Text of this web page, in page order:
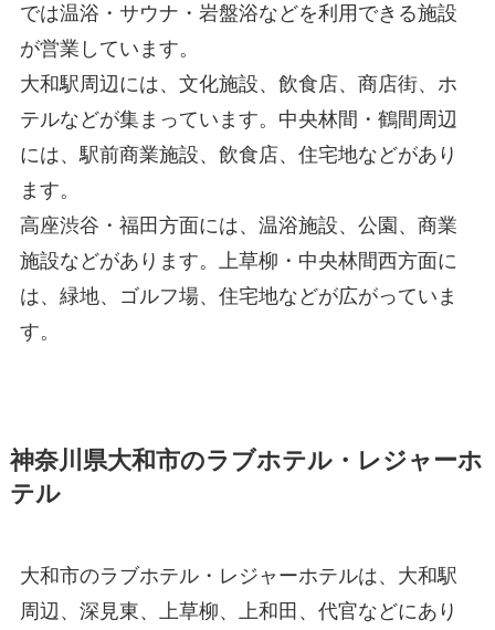
では温浴・サウナ・岩盤浴などを利用できる施設
が営業しています。
大和駅周辺には、文化施設、飲食店、商店街、ホ
テルなどが集まっています。中央林間・鶴間周辺
には、駅前商業施設、飲食店、住宅地などがあり
ます。
高座渋谷・福田方面には、温浴施設、公園、商業
施設などがあります。上草柳・中央林間西方面に
は、緑地、ゴルフ場、住宅地などが広がっていま
す。
神奈川県大和市のラブホテル・レジャーホ
テル
大和市のラブホテル・レジャーホテルは、大和駅
周辺、深見東、上草柳、上和田、代官などにあり